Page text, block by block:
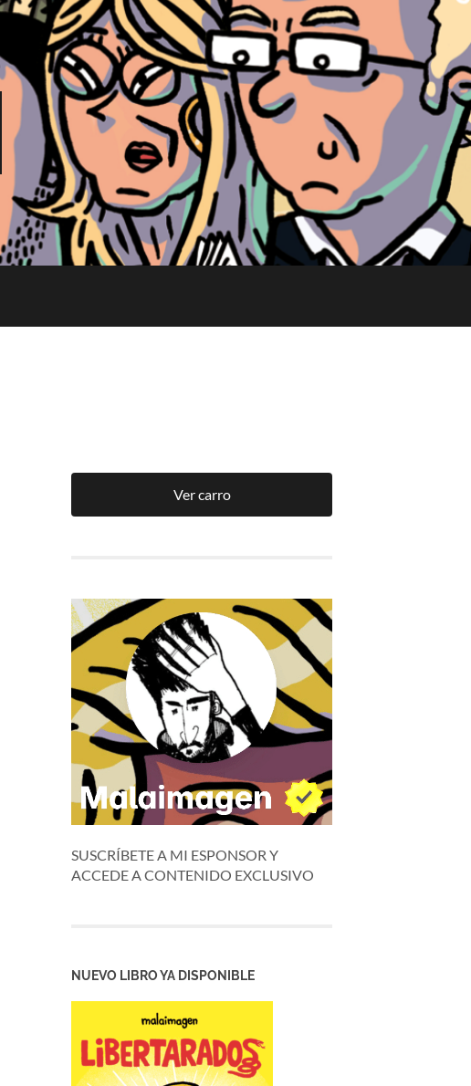
Ver carro
SUSCRÍBETE A MI ESPONSOR Y
ACCEDE A CONTENIDO EXCLUSIVO
NUEVO LIBRO YA DISPONIBLE